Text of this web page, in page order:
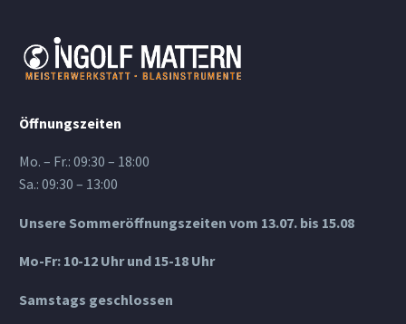
Öffnungszeiten
Mo. – Fr.: 09:30 – 18:00
Sa.: 09:30 – 13:00
Unsere Sommeröffnungszeiten vom 13.07. bis 15.08
Mo-Fr: 10-12 Uhr und 15-18 Uhr
Samstags geschlossen